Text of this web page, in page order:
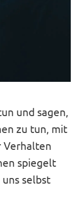
und sagen,
zu tun, mit
Verhalten
spiegelt
selbst